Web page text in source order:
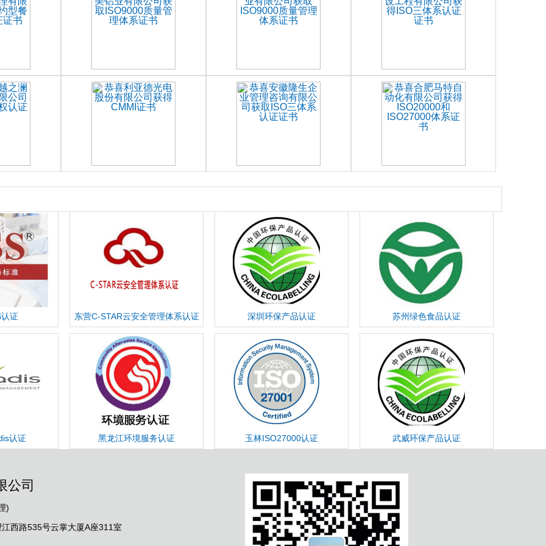
证 东营C-STAR云安全管理体系认证 深圳环保产品认证 苏州绿色食品认证
认证 黑龙江环境服务认证 玉林ISO27000认证 武威环保产品认证
公司
)
路535号云掌大厦A座311室